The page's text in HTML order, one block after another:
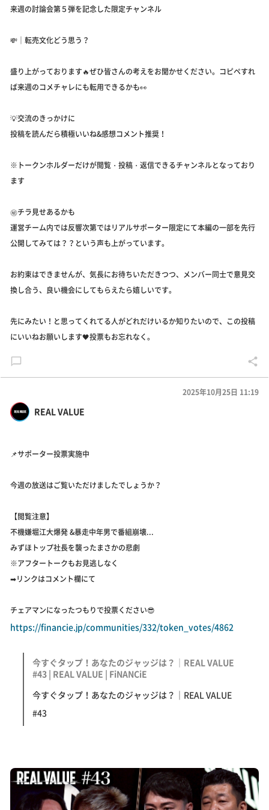
来週の討論会第５弾を記念した限定チャンネル
💸｜転売文化どう思う？
盛り上がっております🔥ぜひ皆さんの考えをお聞かせください。コピペすれ
ば来週のコメチャレにも転用できるかも👀
💡交流のきっかけに
投稿を読んだら積極いいね&感想コメント推奨！
※トークンホルダーだけが閲覧・投稿・返信できるチャンネルとなっており
ます
㊙️チラ見せあるかも
運営チーム内では反響次第ではリアルサポーター限定にて本編の一部を先行
公開してみては？？という声も上がっています。
お約束はできませんが、気長にお待ちいただきつつ、メンバー同士で意見交
換し合う、良い機会にしてもらえたら嬉しいです。
先にみたい！と思ってくれてる人がどれだけいるか知りたいので、この投稿
にいいねお願いします🖤投票もお忘れなく。
REAL VALUE
2025年10月25日 11:19
📌サポーター投票実施中
今週の放送はご覧いただけましたでしょうか？
【閲覧注意】
不機嫌堀江大爆発 &暴走中年男で番組崩壊...
みずほトップ社長を襲ったまさかの悲劇
※アフタートークもお見逃しなく
➡︎リンクはコメント欄にて
チェアマンになったつもりで投票ください😎
https://financie.jp/communities/332/token_votes/4862
今すぐタップ！あなたのジャッジは？｜REAL VALUE
#43 | REAL VALUE | FiNANCiE
今すぐタップ！あなたのジャッジは？｜REAL VALUE
#43